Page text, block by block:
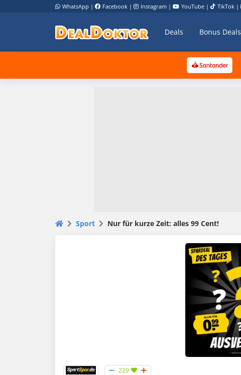
WhatsApp | Facebook | Instagram | YouTube | TikTok |
Deals Bonus Deals
Sport Nur für kurze Zeit: alles 99 Cent!
229